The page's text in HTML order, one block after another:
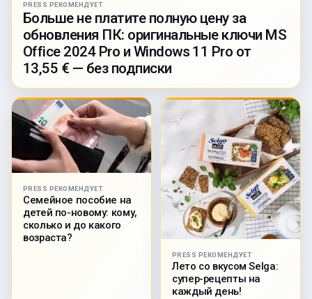
PRESS РЕКОМЕНДУЕТ
Больше не платите полную цену за
обновления ПК: оригинальные ключи MS
Office 2024 Pro и Windows 11 Pro от
13,55 € — без подписки
PRESS РЕКОМЕНДУЕТ
Семейное пособие на
детей по-новому: кому,
сколько и до какого
возраста?
PRESS РЕКОМЕНДУЕТ
Лето со вкусом Selga:
супер-рецепты на
каждый день!